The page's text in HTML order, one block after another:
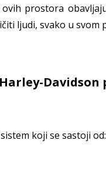
prostora
ljudi, svako u
Harley-
koji se sastoji od: